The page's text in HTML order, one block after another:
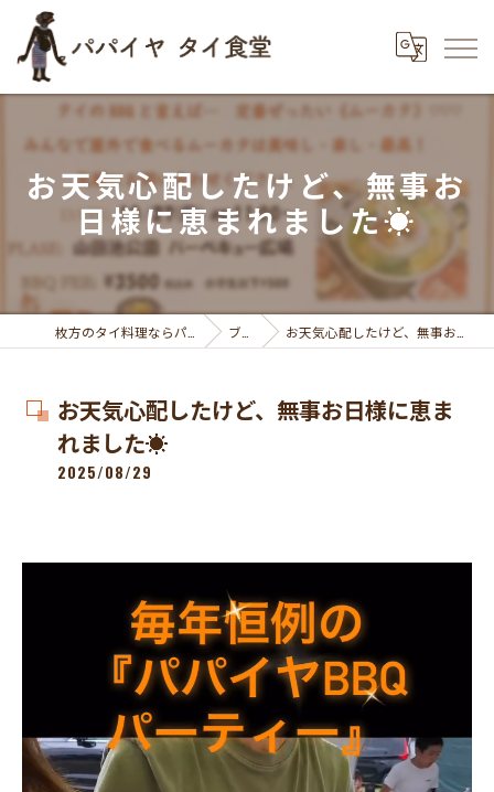
お天気心配したけど、無事お
日様に恵まれました☀️
ブログ お天気心配したけど、無事お日様に恵まれました☀️
お天気心配したけど、無事お日様に恵ま
れました☀️
2025/08/29